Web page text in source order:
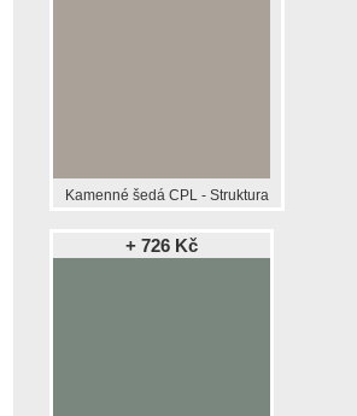
Kamenné šedá CPL - Struktura
+ 726 Kč